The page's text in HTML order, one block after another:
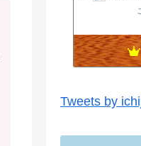
わたしの
15位 わかまっ
Tweets by